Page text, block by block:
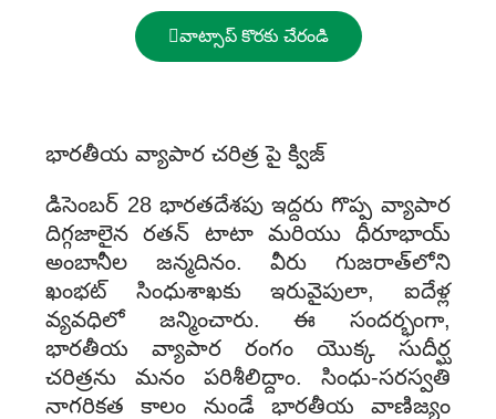
వాట్సాప్ కొరకు చేరండి
భారతీయ వ్యాపార చరిత్ర పై క్విజ్
డిసెంబర్ 28 భారతదేశపు ఇద్దరు గొప్ప వ్యాపార
దిగ్గజాలైన రతన్ టాటా మరియు ధీరూభాయ్
అంబానీల జన్మదినం. వీరు గుజరాత్‌లోని
ఖంభట్ సింధుశాఖకు ఇరువైపులా, ఐదేళ్ల
వ్యవధిలో జన్మించారు. ఈ సందర్భంగా,
భారతీయ వ్యాపార రంగం యొక్క సుదీర్ఘ
చరిత్రను మనం పరిశీలిద్దాం. సింధు-సరస్వతి
నాగరికత కాలం నుండే భారతీయ వాణిజ్యం